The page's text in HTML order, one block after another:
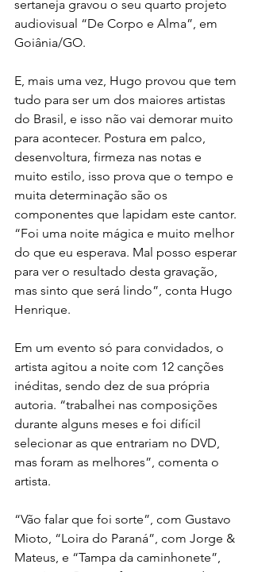
sertaneja gravou o seu quarto projeto
audiovisual “De Corpo e Alma”, em
Goiânia/GO.
E, mais uma vez, Hugo provou que tem
tudo para ser um dos maiores artistas
do Brasil, e isso não vai demorar muito
para acontecer. Postura em palco,
desenvoltura, firmeza nas notas e
muito estilo, isso prova que o tempo e
muita determinação são os
componentes que lapidam este cantor.
“Foi uma noite mágica e muito melhor
do que eu esperava. Mal posso esperar
para ver o resultado desta gravação,
mas sinto que será lindo”, conta Hugo
Henrique.
Em um evento só para convidados, o
artista agitou a noite com 12 canções
inéditas, sendo dez de sua própria
autoria. “trabalhei nas composições
durante alguns meses e foi difícil
selecionar as que entrariam no DVD,
mas foram as melhores”, comenta o
artista.
“Vão falar que foi sorte”, com Gustavo
Mioto, “Loira do Paraná”, com Jorge &
Mateus, e “Tampa da caminhonete”,